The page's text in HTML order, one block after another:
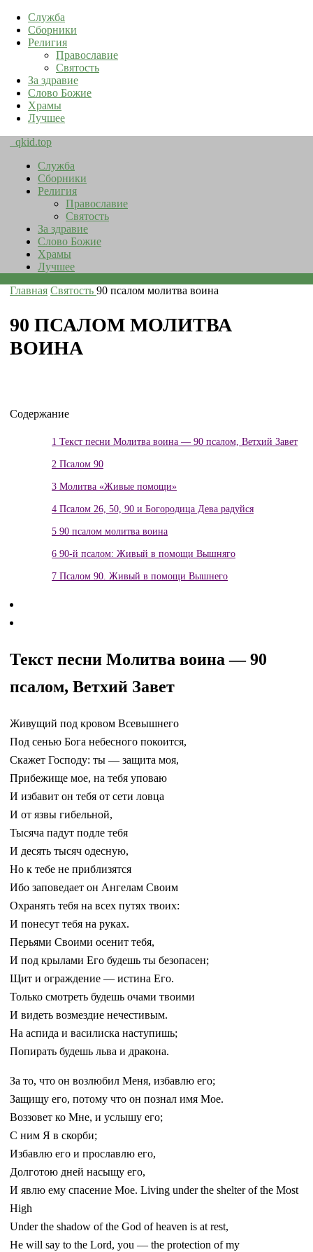
Служба
Сборники
Религия
Православие
Святость
За здравие
Слово Божие
Храмы
Лучшее
qkid.top
Служба
Сборники
Религия
Православие
Святость
За здравие
Слово Божие
Храмы
Лучшее
Главная Святость 90 псалом молитва воина
90 ПСАЛОМ МОЛИТВА
ВОИНА
Содержание
1 Текст песни Молитва воина — 90 псалом, Ветхий Завет
2 Псалом 90
3 Молитва «Живые помощи»
4 Псалом 26, 50, 90 и Богородица Дева радуйся
5 90 псалом молитва воина
6 90-й псалом: Живый в помощи Вышняго
7 Псалом 90. Живый в помощи Вышнего
Текст песни Молитва воина — 90
псалом, Ветхий Завет
Живущий под кровом Всевышнего
Под сенью Бога небесного покоится,
Скажет Господу: ты — защита моя,
Прибежище мое, на тебя уповаю
И избавит он тебя от сети ловца
И от язвы гибельной,
Тысяча падут подле тебя
И десять тысяч одесную,
Но к тебе не приблизятся
Ибо заповедает он Ангелам Своим
Охранять тебя на всех путях твоих:
И понесут тебя на руках.
Перьями Своими осенит тебя,
И под крылами Его будешь ты безопасен;
Щит и ограждение — истина Его.
Только смотреть будешь очами твоими
И видеть возмездие нечестивым.
На аспида и василиска наступишь;
Попирать будешь льва и дракона.
За то, что он возлюбил Меня, избавлю его;
Защищу его, потому что он познал имя Мое.
Воззовет ко Мне, и услышу его;
С ним Я в скорби;
Избавлю его и прославлю его,
Долготою дней насыщу его,
И явлю ему спасение Мое. Living under the shelter of the Most
High
Under the shadow of the God of heaven is at rest,
He will say to the Lord, you — the protection of my